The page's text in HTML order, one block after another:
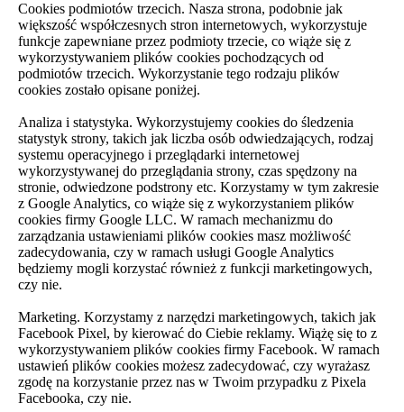
Cookies podmiotów trzecich. Nasza strona, podobnie jak
większość współczesnych stron internetowych, wykorzystuje
funkcje zapewniane przez podmioty trzecie, co wiąże się z
wykorzystywaniem plików cookies pochodzących od
podmiotów trzecich. Wykorzystanie tego rodzaju plików
cookies zostało opisane poniżej.
Analiza i statystyka. Wykorzystujemy cookies do śledzenia
statystyk strony, takich jak liczba osób odwiedzających, rodzaj
systemu operacyjnego i przeglądarki internetowej
wykorzystywanej do przeglądania strony, czas spędzony na
stronie, odwiedzone podstrony etc. Korzystamy w tym zakresie
z Google Analytics, co wiąże się z wykorzystaniem plików
cookies firmy Google LLC. W ramach mechanizmu do
zarządzania ustawieniami plików cookies masz możliwość
zadecydowania, czy w ramach usługi Google Analytics
będziemy mogli korzystać również z funkcji marketingowych,
czy nie.
Marketing. Korzystamy z narzędzi marketingowych, takich jak
Facebook Pixel, by kierować do Ciebie reklamy. Wiążę się to z
wykorzystywaniem plików cookies firmy Facebook. W ramach
ustawień plików cookies możesz zadecydować, czy wyrażasz
zgodę na korzystanie przez nas w Twoim przypadku z Pixela
Facebooka, czy nie.